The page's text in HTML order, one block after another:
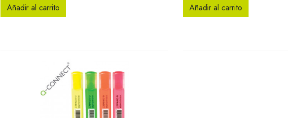
Añadir al carrito Añadir al carrito